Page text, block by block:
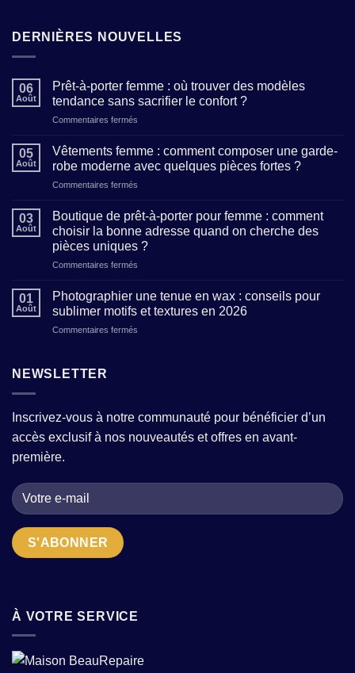
DERNIÈRES NOUVELLES
06
Août
Prêt-à-porter femme : où trouver des modèles
tendance sans sacrifier le confort ?
Commentaires fermés
femme
trouver
des
modèles
tendance
le
confort
05
Août
Vêtements femme : comment composer une garde-
robe moderne avec quelques pièces fortes ?
Commentaires fermés
femme
comment
composer
robe
moderne
avec
03
Août
Boutique de prêt-à-porter pour femme : comment
choisir la bonne adresse quand on cherche des
pièces uniques ?
Commentaires fermés
à-
adresse
01
Août
Photographier une tenue en wax : conseils pour
sublimer motifs et textures en 2026
Commentaires fermés
conseils
pour
2026
NEWSLETTER
Inscrivez-vous à notre communauté pour bénéficier d’un
accès exclusif à nos nouveautés et offres en avant-
première.
À VOTRE SERVICE